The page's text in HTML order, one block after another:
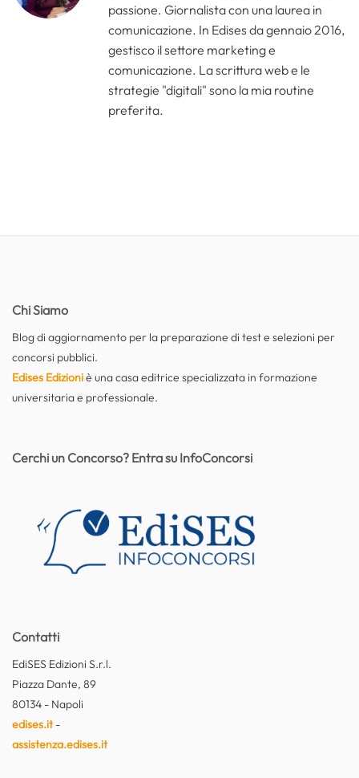
passione. Giornalista con una laurea in
comunicazione. In Edises da gennaio 2016,
gestisco il settore marketing e
comunicazione. La scrittura web e le
strategie "digitali" sono la mia routine
preferita.
Chi Siamo
Blog di aggiornamento per la preparazione di test e selezioni per
concorsi pubblici.
Edises Edizioniè una casa editrice specializzata in formazione
universitaria e professionale.
Contatti
EdiSES Edizioni S.r.l.
Piazza Dante, 89
80134 - Napoli
edises.it-
assistenza.edises.it
Cerchi un Concorso? Entra su InfoConcorsi